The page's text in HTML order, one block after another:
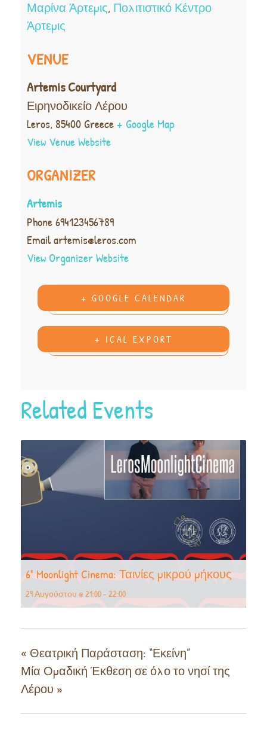
Μαρίνα Άρτεμις, Πολιτιστικό Κέντρο
Άρτεμις
VENUE
Artemis Courtyard
Ειρηνοδικείο Λέρου
Leros, 85400 Greece+ Google Map
View Venue Website
ORGANIZER
Artemis
Phone694123456789
Emailartemis@leros.com
View Organizer Website
+ GOOGLE CALENDAR
+ ICAL EXPORT
Related Events
6° Moonlight Cinema: Ταινίες μικρού μήκους
29 Αυγούστου @ 21:00- 22:00
« Θεατρική Παράσταση: “Εκείνη”
Μία Ομαδική Έκθεση σε όλο το νησί της
Λέρου »